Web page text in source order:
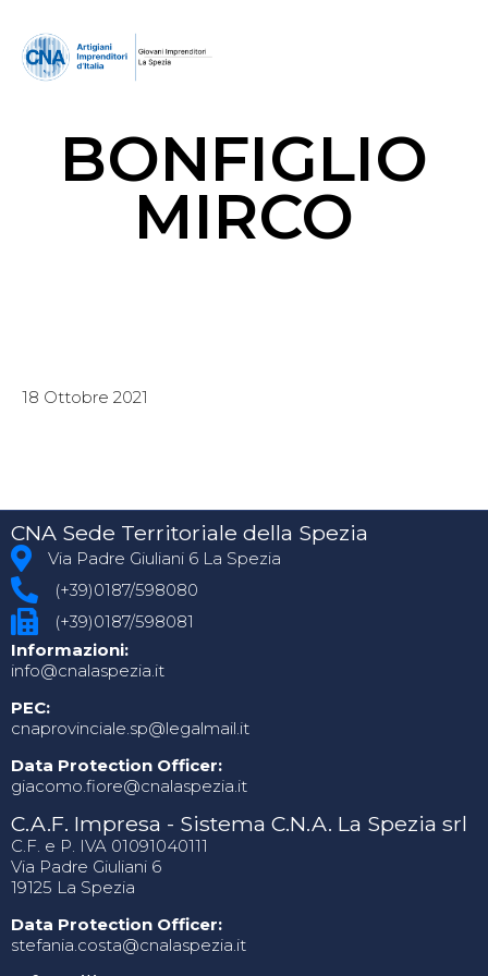
BONFIGLIO
MIRCO
18 Ottobre 2021
CNA Sede Territoriale della Spezia
Via Padre Giuliani 6 La Spezia
(+39)0187/598080
(+39)0187/598081
Informazioni:
info@cnalaspezia.it
PEC:
cnaprovinciale.sp@legalmail.it
Data Protection Officer:
giacomo.fiore@cnalaspezia.it
C.A.F. Impresa - Sistema C.N.A. La Spezia srl
C.F. e P. IVA 01091040111
Via Padre Giuliani 6
19125 La Spezia
Data Protection Officer:
stefania.costa@cnalaspezia.it